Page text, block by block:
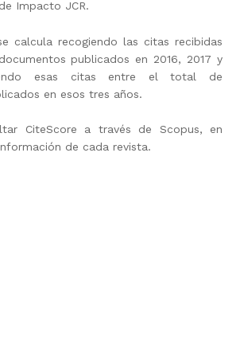
Impacto JCR.
calcula recogiendo las citas recibidas
publicados en 2016, 2017 y
esas citas entre el total de
en esos tres años.
CiteScore a través de Scopus, en
de cada revista.